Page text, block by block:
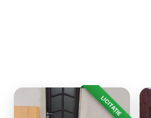
LICITAȚIE